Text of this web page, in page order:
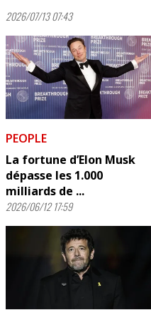
2026/07/13 07:43
PEOPLE
La fortune d’Elon Musk
dépasse les 1.000
milliards de ...
2026/06/12 17:59